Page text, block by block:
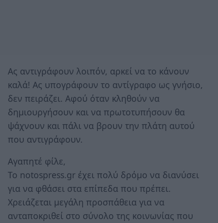
Ας αντιγράφουν λοιπόν, αρκεί να το κάνουν
καλά! Ας υπογράφουν το αντίγραφο ως γνήσιο,
δεν πειράζει. Αφού όταν κληθούν να
δημιουργήσουν και να πρωτοτυπήσουν θα
ψάχνουν και πάλι να βρουν την πλάτη αυτού
που αντιγράφουν.
Αγαπητέ φίλε,
Το notospress.gr έχει πολύ δρόμο να διανύσει
για να φθάσει στα επίπεδα που πρέπει.
Χρειάζεται μεγάλη προσπάθεια για να
ανταποκριθεί στο σύνολο της κοινωνίας που